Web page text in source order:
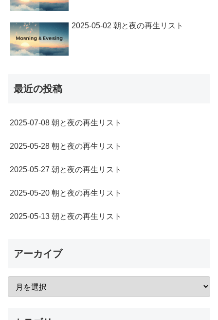
2025-05-02 朝と夜の再生リスト
最近の投稿
2025-07-08 朝と夜の再生リスト
2025-05-28 朝と夜の再生リスト
2025-05-27 朝と夜の再生リスト
2025-05-20 朝と夜の再生リスト
2025-05-13 朝と夜の再生リスト
アーカイブ